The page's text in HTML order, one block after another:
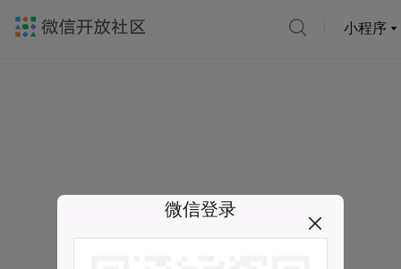
小程序
微信登录